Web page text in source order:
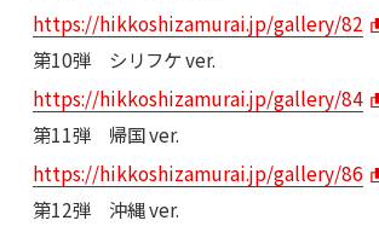
https://hikkoshizamurai.jp/gallery/82
第10弾 シリフケ ver.
https://hikkoshizamurai.jp/gallery/84
第11弾 帰国 ver.
https://hikkoshizamurai.jp/gallery/86
第12弾 沖縄 ver.